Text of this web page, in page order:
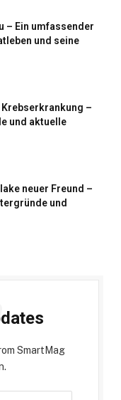
– Ein umfassender
und seine
–
und aktuelle
neuer Freund –
und
SmartMag